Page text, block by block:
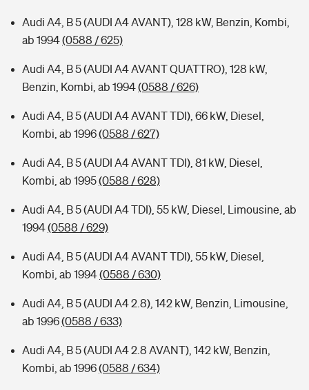
Audi A4, B 5 (AUDI A4 AVANT), 128 kW, Benzin, Kombi,
ab 1994(0588 / 625)
Audi A4, B 5 (AUDI A4 AVANT QUATTRO), 128 kW,
Benzin, Kombi, ab 1994(0588 / 626)
Audi A4, B 5 (AUDI A4 AVANT TDI), 66 kW, Diesel,
Kombi, ab 1996(0588 / 627)
Audi A4, B 5 (AUDI A4 AVANT TDI), 81 kW, Diesel,
Kombi, ab 1995(0588 / 628)
Audi A4, B 5 (AUDI A4 TDI), 55 kW, Diesel, Limousine, ab
1994(0588 / 629)
Audi A4, B 5 (AUDI A4 AVANT TDI), 55 kW, Diesel,
Kombi, ab 1994(0588 / 630)
Audi A4, B 5 (AUDI A4 2.8), 142 kW, Benzin, Limousine,
ab 1996(0588 / 633)
Audi A4, B 5 (AUDI A4 2.8 AVANT), 142 kW, Benzin,
Kombi, ab 1996(0588 / 634)